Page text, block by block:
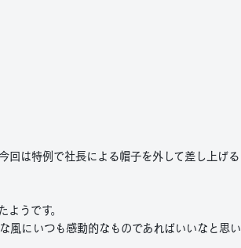
回は特例で社長による帽子を外して差し上げる
うです。
風にいつも感動的なものであればいいなと思い